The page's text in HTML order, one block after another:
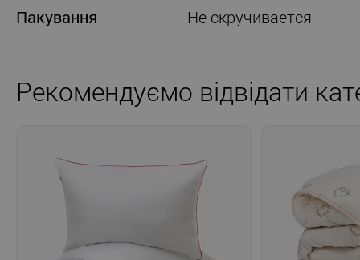
Пакування Не скручивается
Рекомендуємо відвідати